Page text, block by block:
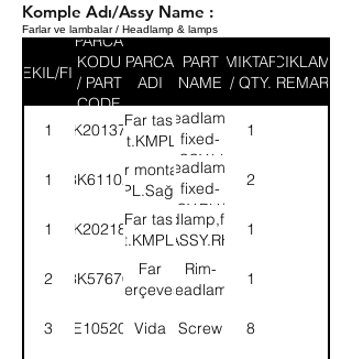
Komple Adı/Assy Name :
Farlar ve lambalar / Headlamp & lamps
SEKIL/FIG
PARCA
KODU
/ PART
CODE
PARCA
ADI
PART
NAME
MIKTAR
/ QTY.
ACIKLAMA
/ REMARK
1 3K201371
Far tası
mont.KMPL.Sol
Headlamp,
fixed-
ASSY.LH
1
1 3K61102
Far montajlı-
KMPL.Sağ/Sol
Headlamp,
fixed-
ASSY.RH/LH
2
1 3K202185
Far tası
mont.KMPL.Sağ
Headlamp,fixed-
ASSY.RH
1
2 3K57670
Far
çerçevesi
Rim-
Headlamp
1
3 SE105204Vida Screw 8